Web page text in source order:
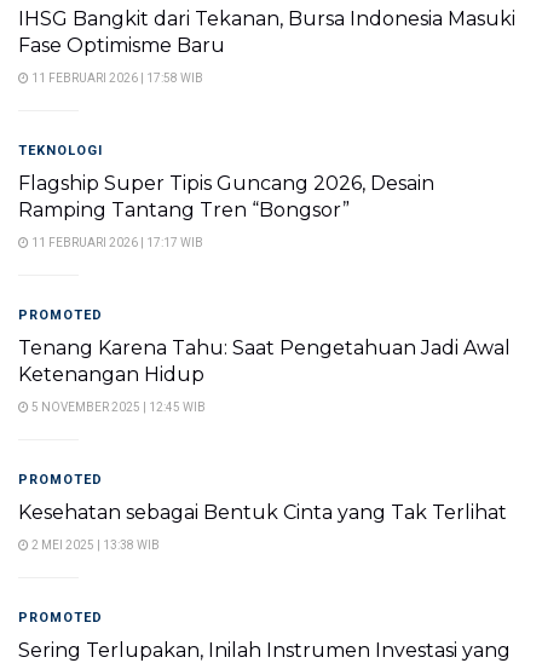
IHSG Bangkit dari Tekanan, Bursa Indonesia Masuki
Fase Optimisme Baru
11 FEBRUARI 2026 | 17:58 WIB
TEKNOLOGI
Flagship Super Tipis Guncang 2026, Desain
Ramping Tantang Tren “Bongsor”
11 FEBRUARI 2026 | 17:17 WIB
PROMOTED
Tenang Karena Tahu: Saat Pengetahuan Jadi Awal
Ketenangan Hidup
5 NOVEMBER 2025 | 12:45 WIB
PROMOTED
Kesehatan sebagai Bentuk Cinta yang Tak Terlihat
2 MEI 2025 | 13:38 WIB
PROMOTED
Sering Terlupakan, Inilah Instrumen Investasi yang